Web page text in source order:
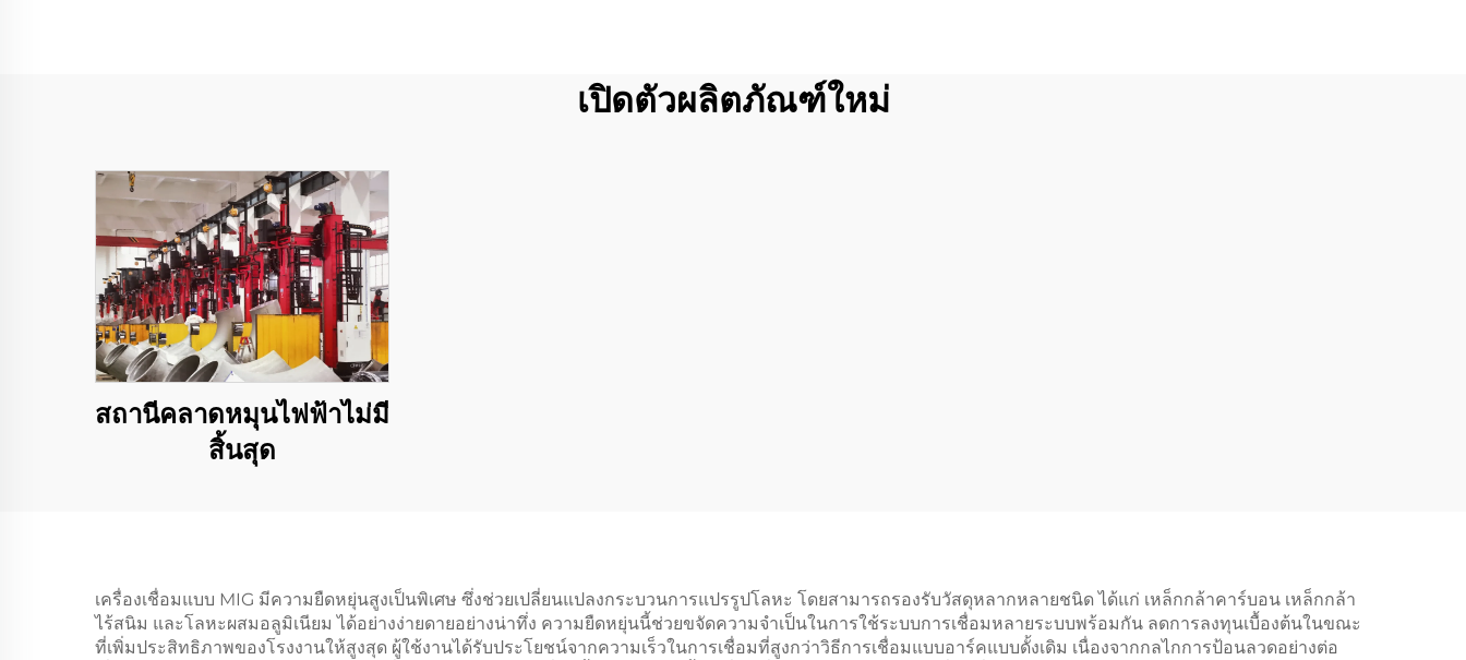
เปิดตัวผลิตภัณฑ์ใหม่
สถานีคลาดหมุนไฟฟ้าไม่มี
สิ้นสุด
เครื่องเชื่อมแบบ MIG มีความยืดหยุ่นสูงเป็นพิเศษ ซึ่งช่วยเปลี่ยนแปลงกระบวนการแปรรูปโลหะ โดยสามารถรองรับวัสดุหลากหลายชนิด ได้แก่ เหล็กกล้าคาร์บอน เหล็กกล้า
ไร้สนิม และโลหะผสมอลูมิเนียม ได้อย่างง่ายดายอย่างน่าทึ่ง ความยืดหยุ่นนี้ช่วยขจัดความจำเป็นในการใช้ระบบการเชื่อมหลายระบบพร้อมกัน ลดการลงทุนเบื้องต้นในขณะ
ที่เพิ่มประสิทธิภาพของโรงงานให้สูงสุด ผู้ใช้งานได้รับประโยชน์จากความเร็วในการเชื่อมที่สูงกว่าวิธีการเชื่อมแบบอาร์คแบบดั้งเดิม เนื่องจากกลไกการป้อนลวดอย่างต่อ